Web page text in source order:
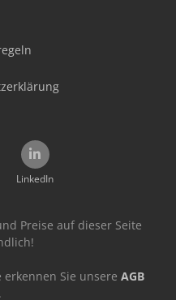
LinkedIn
Preise auf dieser Seite
Sie unsere AGB